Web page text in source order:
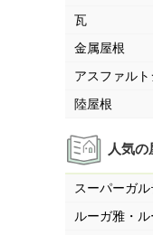
瓦
金属屋根
アスファル
陸屋根
人気
スーパーガル
ルーガ雅・